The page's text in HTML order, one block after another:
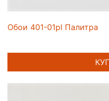
Обои 401-01pl Палитра